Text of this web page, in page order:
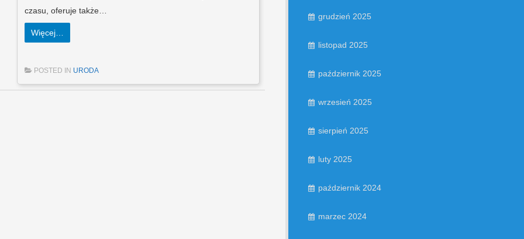
czasu, oferuje także…
Więcej…
POSTED IN URODA
grudzień 2025
listopad 2025
październik 2025
wrzesień 2025
sierpień 2025
luty 2025
październik 2024
marzec 2024